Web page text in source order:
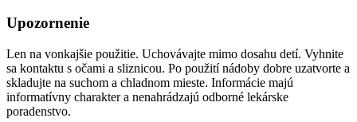
Upozornenie
Len na vonkajšie použitie. Uchovávajte mimo dosahu detí. Vyhnite
sa kontaktu s očami a sliznicou. Po použití nádoby dobre uzatvorte a
skladujte na suchom a chladnom mieste. Informácie majú
informatívny charakter a nenahrádzajú odborné lekárske
poradenstvo.